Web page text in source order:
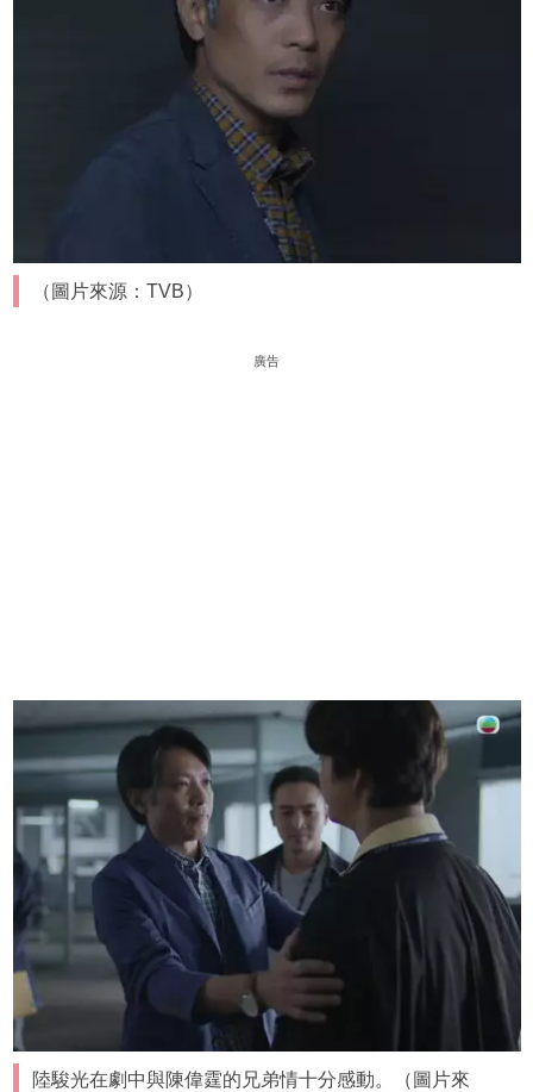
（圖片來源：TVB）
廣告
陸駿光在劇中與陳偉霆的兄弟情十分感動。（圖片來